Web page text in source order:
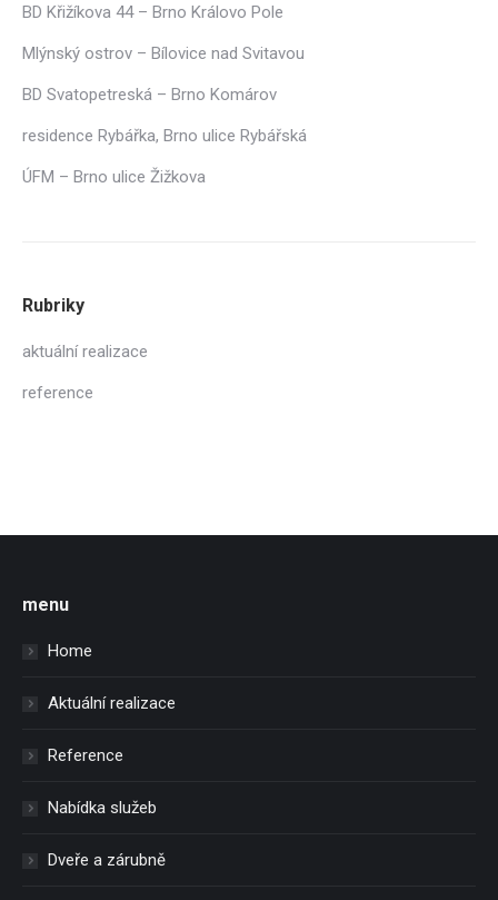
BD Křižíkova 44 – Brno Královo Pole
Mlýnský ostrov – Bílovice nad Svitavou
BD Svatopetreská – Brno Komárov
residence Rybářka, Brno ulice Rybářská
ÚFM – Brno ulice Žižkova
Rubriky
aktuální realizace
reference
menu
Home
Aktuální realizace
Reference
Nabídka služeb
Dveře a zárubně